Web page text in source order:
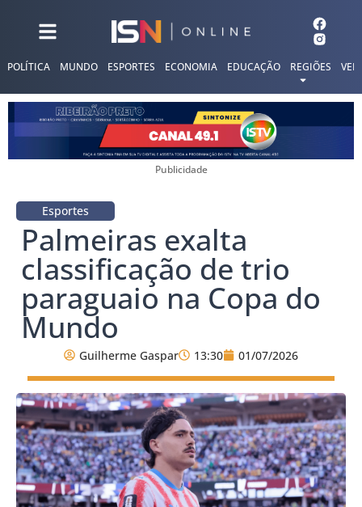
POLÍTICA MUNDO ESPORTES ECONOMIA EDUCAÇÃO REGIÕES
Publicidade
Esportes
Palmeiras exalta
classificação de trio
paraguaio na Copa do
Mundo
Guilherme Gaspar 13:30 01/07/2026